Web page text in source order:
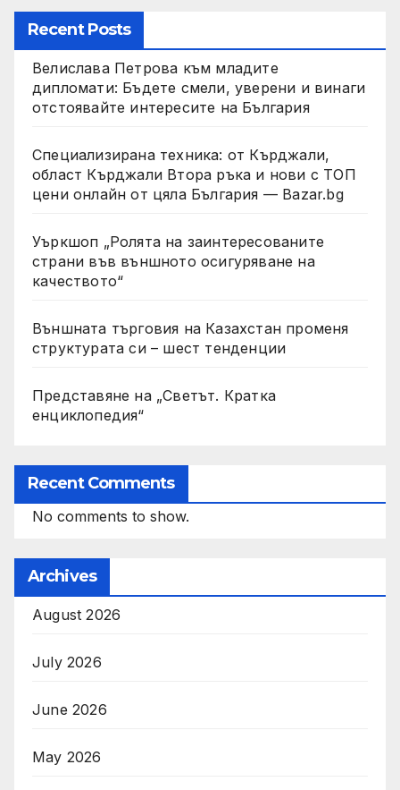
Recent Posts
Велислава Петрова към младите
дипломати: Бъдете смели, уверени и винаги
отстоявайте интересите на България
Специализирана техника: от Кърджали,
област Кърджали Втора ръка и нови с ТОП
цени онлайн от цяла България — Bazar.bg
Уъркшоп „Ролята на заинтересованите
страни във външното осигуряване на
качеството“
Външната търговия на Казахстан променя
структурата си – шест тенденции
Представяне на „Светът. Кратка
енциклопедия“
Recent Comments
No comments to show.
Archives
August 2026
July 2026
June 2026
May 2026